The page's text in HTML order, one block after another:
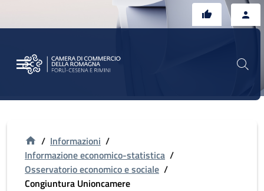
/ Informazioni /
Informazione economico-statistica /
Osservatorio economico e sociale /
Congiuntura Unioncamere